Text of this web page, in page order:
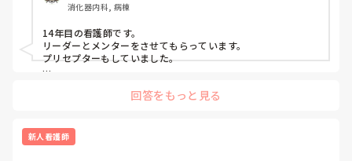
プリセプターを変えたいと思った理由は、プリセプターとの
距離感です。
入職してすぐのオリエンテーションや研修でプリセプター制
度について説明は受けていましたが、他病棟の同期はすでに
がプリセプターなのか知りませんでした。知ったきっかけ
接伝えてもらえなかったこともあり、その頃からずっと距離
を感じています。
消化器内科, 病棟
14年目の看護師です。
リーダーとメンターをさせてもらっています。
プリセプターもしていました。
のことを聞いたりしています。
プリセプターの役割は、パンダコパンダさんのイメージどおり
です。ただ、勤務的にプリセプターと同じ日をしょっちゅう作
回答をもっと見る
新人看護師